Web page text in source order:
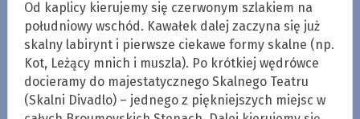
Od kaplicy kierujemy się czerwonym szlakiem na
południowy wschód. Kawałek dalej zaczyna się już
skalny labirynt i pierwsze ciekawe formy skalne (np.
Kot, Leżący mnich i muszla). Po krótkiej wędrówce
docieramy do majestatycznego Skalnego Teatru
(Skalni Divadlo) – jednego z piękniejszych miejsc w